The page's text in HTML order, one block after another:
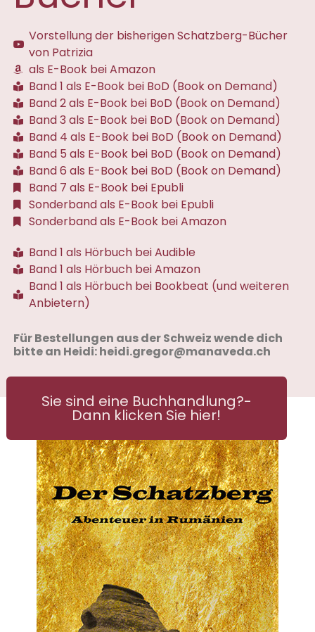
Vorstellung der bisherigen Schatzberg-Bücher
von Patrizia
als E-Book bei Amazon
Band 1 als E-Book bei BoD (Book on Demand)
Band 2 als E-Book bei BoD (Book on Demand)
Band 3 als E-Book bei BoD (Book on Demand)
Band 4 als E-Book bei BoD (Book on Demand)
Band 5 als E-Book bei BoD (Book on Demand)
Band 6 als E-Book bei BoD (Book on Demand)
Band 7 als E-Book bei Epubli
Sonderband als E-Book bei Epubli
Sonderband als E-Book bei Amazon
Band 1 als Hörbuch bei Audible
Band 1 als Hörbuch bei Amazon
Band 1 als Hörbuch bei Bookbeat (und weiteren
Anbietern)
Für Bestellungen aus der Schweiz wende dich
bitte an Heidi: heidi.gregor@manaveda.ch
Sie sind eine Buchhandlung?-
Dann klicken Sie hier!